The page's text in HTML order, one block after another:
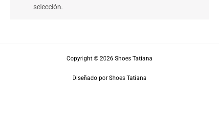
selección.
Copyright © 2026 Shoes Tatiana
Diseñado por Shoes Tatiana